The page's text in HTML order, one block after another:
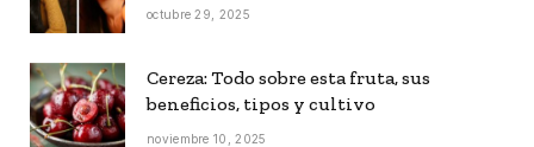
octubre 29, 2025
Cereza: Todo sobre esta fruta, sus
beneficios, tipos y cultivo
noviembre 10, 2025